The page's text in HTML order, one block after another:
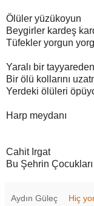
Ölüler yüzükoyun
Beygirler kardeş
Tüfekler yorgun
Yaralı bir tayyareden
Bir ölü kollarını
Yerdeki ölüleri
Harp meydanı
Cahit Irgat
Bu Şehrin Çocukları
Aydın Güleç Hiç